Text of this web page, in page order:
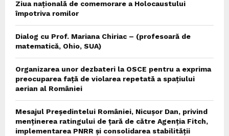
Ziua națională de comemorare a Holocaustului
împotriva romilor
Dialog cu Prof. Mariana Chiriac – (profesoară de
matematică, Ohio, SUA)
Organizarea unor dezbateri la OSCE pentru a exprima
preocuparea față de violarea repetată a spațiului
aerian al României
Mesajul Președintelui României, Nicușor Dan, privind
menținerea ratingului de țară de către Agenția Fitch,
implementarea PNRR și consolidarea stabilității